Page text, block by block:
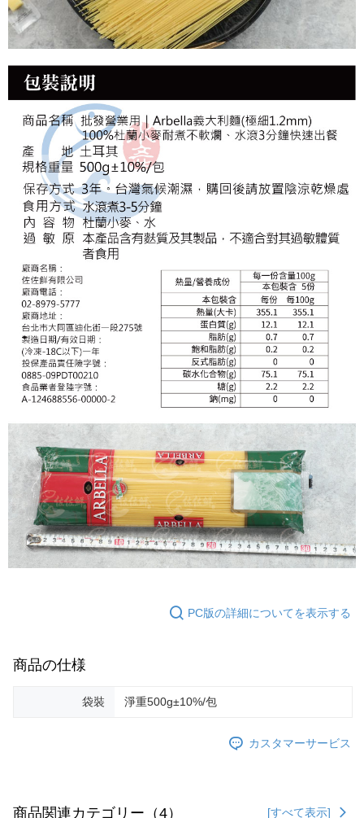
PC版の詳細についてを表示する
商品の仕様
袋裝 淨重500g±10%/包
カスタマーサービス
商品関連カテゴリー（4） [すべて表示]